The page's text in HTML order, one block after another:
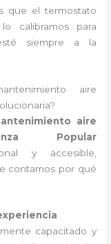
que el termostato
calibramos para
siempre a la
aire
aire
Popular
y accesible,
contamos por qué
capacitado y